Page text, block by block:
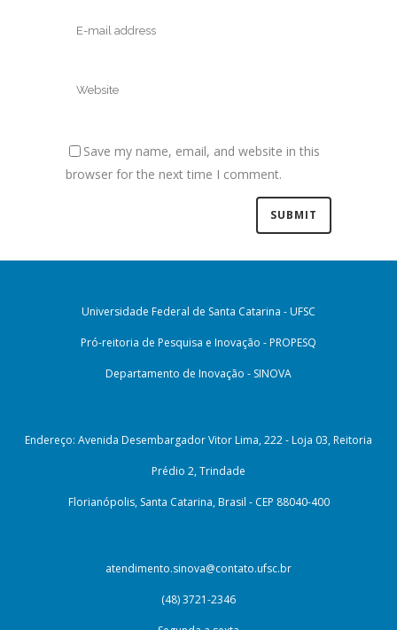
Save my name, email, and website in this
browser for the next time I comment.
Universidade Federal de Santa Catarina - UFSC
Pró-reitoria de Pesquisa e Inovação - PROPESQ
Departamento de Inovação - SINOVA
Endereço: Avenida Desembargador Vitor Lima, 222 - Loja 03, Reitoria
Prédio 2, Trindade
Florianópolis, Santa Catarina, Brasil - CEP 88040-400
atendimento.sinova@contato.ufsc.br
(48) 3721-2346